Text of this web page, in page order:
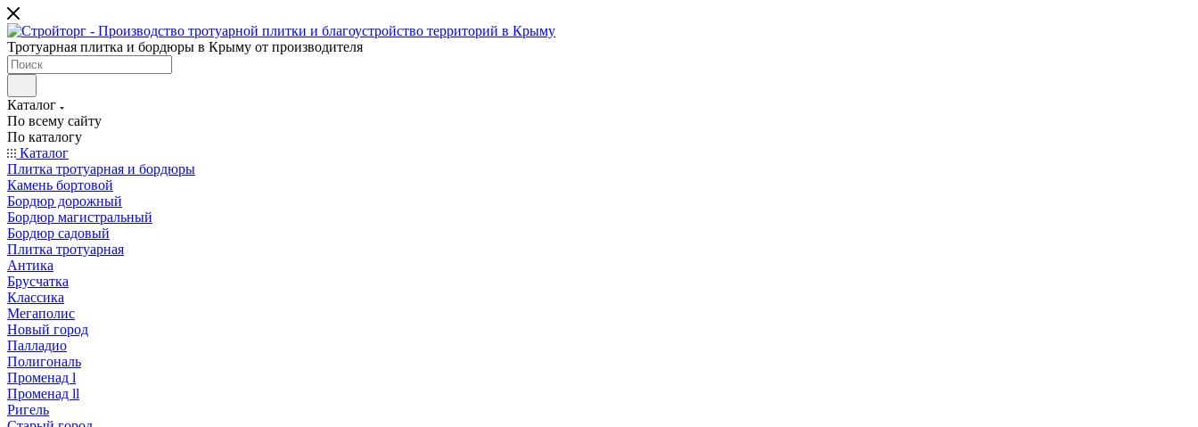
Тротуарная плитка и бордюры в Крыму от производителя
Каталог
По всему сайту
По каталогу
Каталог
Плитка тротуарная и бордюры
Камень бортовой
Бордюр дорожный
Бордюр магистральный
Бордюр садовый
Плитка тротуарная
Антика
Брусчатка
Классика
Мегаполис
Новый город
Палладио
Полигональ
Променад l
Променад ll
Ригель